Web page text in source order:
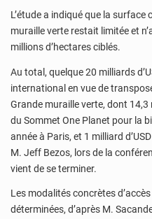
L’étude a indiqué que la
muraille verte restait limitée et
millions d’hectares ciblés.
Au total, quelque 20 milliards
international en vue de
Grande muraille verte, dont 14,3
du Sommet One Planet pour la
année à Paris, et 1 milliard
M. Jeff Bezos, lors de la
vient de se terminer.
Les modalités concrètes
déterminées, d’après M.